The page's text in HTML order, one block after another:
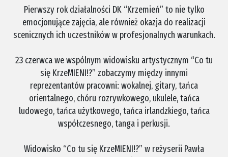
Pierwszy rok działalności DK “Krzemień” to nie tylko
emocjonujące zajęcia, ale również okazja do realizacji
scenicznych ich uczestników w profesjonalnych warunkach.
23 czerwca we wspólnym widowisku artystycznym “Co tu
się KrzeMIENI!?” zobaczymy między innymi
reprezentantów pracowni: wokalnej, gitary, tańca
orientalnego, chóru rozrywkowego, ukulele, tańca
ludowego, tańca użytkowego, tańca irlandzkiego, tańca
współczesnego, tanga i perkusji.
Widowisko “Co tu się KrzeMIENI!?” w reżyserii Pawła